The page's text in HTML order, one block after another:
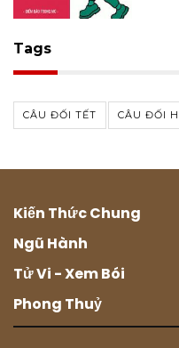
Tags
CÂU ĐỐI TẾT CÂU ĐỐI
Kiến Thức Chung
Ngũ Hành
Tử Vi - Xem Bói
Phong Thuỷ